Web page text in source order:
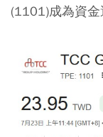
(1101)成為資金